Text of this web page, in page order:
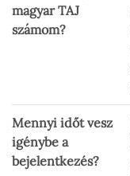
magyar TAJ
számom?
Mennyi időt vesz
igénybe a
bejelentkezés?